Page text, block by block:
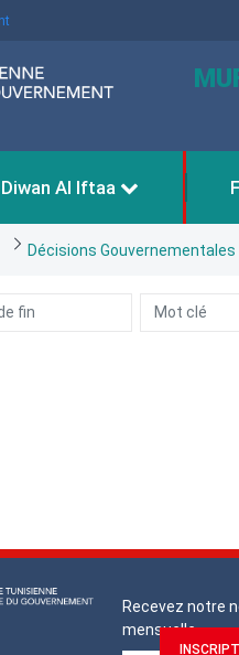
Diwan Al Iftaa
Décisions Gouvernementales
Recevez notre
mensuelle